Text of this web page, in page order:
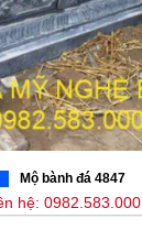
Mộ bành đá 4847
hệ: 0982.583.000